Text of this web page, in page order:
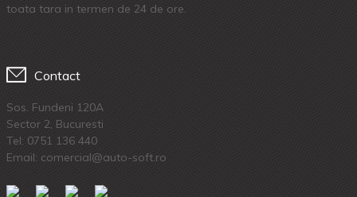
toata tara in termen de 24 de ore.
Contact
Sos. Fundeni 120A
Sector 2, Bucuresti
Tel: 0751 136 440
Email: comercial@auto-soft.ro